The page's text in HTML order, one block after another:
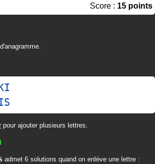
Score : 15 points
pour ajouter plusieurs lettres.
admet 6 solutions quand on enlève une lettre :